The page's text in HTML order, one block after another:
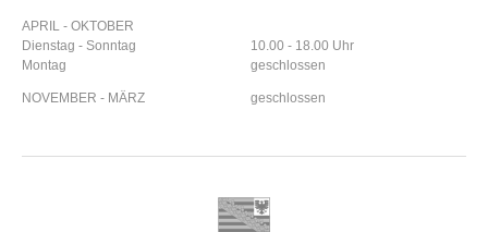
APRIL - OKTOBER
Dienstag - Sonntag
Montag
10.00 - 18.00 Uhr
geschlossen
NOVEMBER - MÄRZ geschlossen